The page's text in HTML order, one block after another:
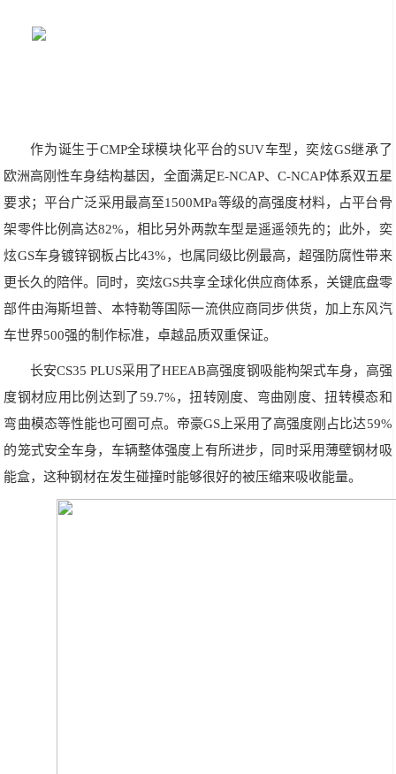
作为诞生于CMP全球模块化平台的SUV车型，奕炫GS继承了
欧洲高刚性车身结构基因，全面满足E-NCAP、C-NCAP体系双五星
要求；平台广泛采用最高至1500MPa等级的高强度材料，占平台骨
架零件比例高达82%，相比另外两款车型是遥遥领先的；此外，奕
炫GS车身镀锌钢板占比43%，也属同级比例最高，超强防腐性带来
更长久的陪伴。同时，奕炫GS共享全球化供应商体系，关键底盘零
部件由海斯坦普、本特勒等国际一流供应商同步供货，加上东风汽
车世界500强的制作标准，卓越品质双重保证。
长安CS35 PLUS采用了HEEAB高强度钢吸能构架式车身，高强
度钢材应用比例达到了59.7%，扭转刚度、弯曲刚度、扭转模态和
弯曲模态等性能也可圈可点。帝豪GS上采用了高强度刚占比达59%
的笼式安全车身，车辆整体强度上有所进步，同时采用薄壁钢材吸
能盒，这种钢材在发生碰撞时能够很好的被压缩来吸收能量。